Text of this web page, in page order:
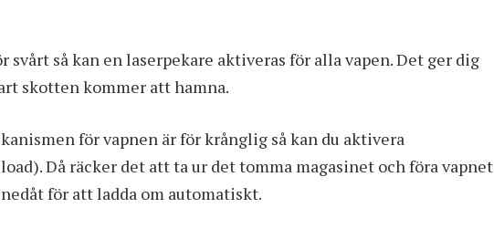
svårt så kan en laserpekare aktiveras för alla vapen. Det ger dig
skotten kommer att hamna.
för vapnen är för krånglig så kan du aktivera
Då räcker det att ta ur det tomma magasinet och föra vapnet
för att ladda om automatiskt.